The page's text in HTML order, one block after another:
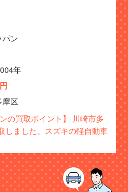
パン
年
摩区
の買取ポイント】 川崎市多
しました。スズキの軽自動車